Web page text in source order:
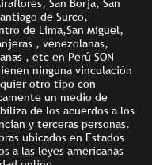
San Borja, San
de Surco,
de Lima,San Miguel,
, venezolanas,
, etc en Perú SON
ninguna vinculación
otro tipo con
un medio de
de los acuerdos a los
y terceras personas.
ubicados en Estados
a las leyes americanas